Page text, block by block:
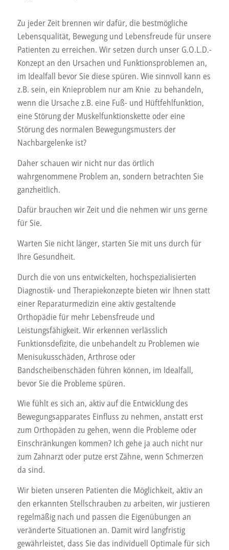
Zu jeder Zeit brennen wir dafür, die bestmögliche
Lebensqualität, Bewegung und Lebensfreude für unsere
Patienten zu erreichen. Wir setzen durch unser G.O.L.D.-
Konzept an den Ursachen und Funktionsproblemen an,
im Idealfall bevor Sie diese spüren. Wie sinnvoll kann es
z.B. sein, ein Knieproblem nur am Knie zu behandeln,
wenn die Ursache z.B. eine Fuß- und Hüftfehlfunktion,
eine Störung der Muskelfunktionskette oder eine
Störung des normalen Bewegungsmusters der
Nachbargelenke ist?
Daher schauen wir nicht nur das örtlich
wahrgenommene Problem an, sondern betrachten Sie
ganzheitlich.
Dafür brauchen wir Zeit und die nehmen wir uns gerne
für Sie.
Warten Sie nicht länger, starten Sie mit uns durch für
Ihre Gesundheit.
Durch die von uns entwickelten, hochspezialisierten
Diagnostik- und Therapiekonzepte bieten wir Ihnen statt
einer Reparaturmedizin eine aktiv gestaltende
Orthopädie für mehr Lebensfreude und
Leistungsfähigkeit. Wir erkennen verlässlich
Funktionsdefizite, die unbehandelt zu Problemen wie
Menisukusschäden, Arthrose oder
Bandscheibenschäden führen können, im Idealfall,
bevor Sie die Probleme spüren.
Wie fühlt es sich an, aktiv auf die Entwicklung des
Bewegungsapparates Einfluss zu nehmen, anstatt erst
zum Orthopäden zu gehen, wenn die Probleme oder
Einschränkungen kommen? Ich gehe ja auch nicht nur
zum Zahnarzt oder putze erst Zähne, wenn Schmerzen
da sind.
Wir bieten unseren Patienten die Möglichkeit, aktiv an
den erkannten Stellschrauben zu arbeiten, wir justieren
regelmäßig nach und passen die Eigenübungen an
veränderte Situationen an. Damit wird langfristig
gewährleistet, dass Sie das individuell Optimale für sich